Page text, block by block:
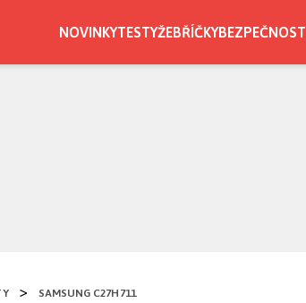
NOVINKYTESTYŽEBŘÍČKYBEZPEČNOST
> SAMSUNG C27H711